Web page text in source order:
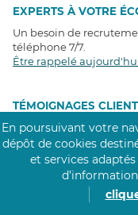
EXPERTS À VOTRE
Un besoin de
téléphone 7/7
Être rappelé
TÉMOIGNAGES
4,6 /5
Avis
Google
En poursuivant votre
dépôt de cookies
et services